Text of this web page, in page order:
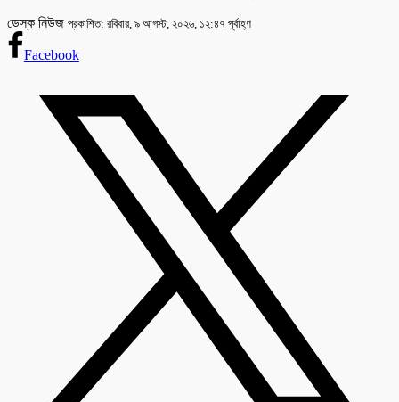
ডেস্ক নিউজ প্রকাশিত: রবিবার, ৯ আগস্ট, ২০২৬, ১২:৪৭ পূর্বাহ্ণ
Facebook